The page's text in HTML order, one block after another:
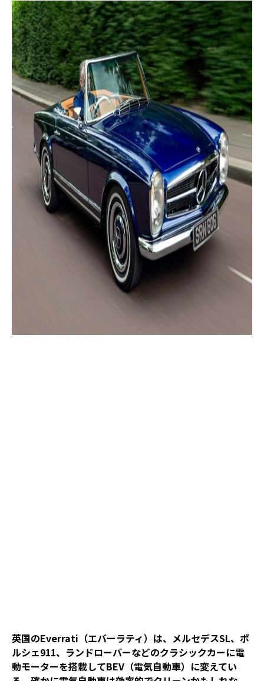
英国のEverrati（エバーラティ）は、メルセデスSL、ポ
ルシェ911、ランドローバーなどのクラシックカーに電
動モーターを搭載してBEV（電気自動車）に変えてい